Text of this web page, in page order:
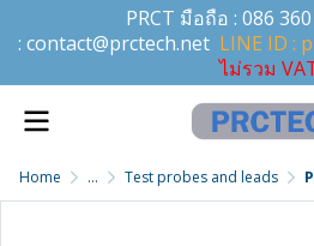
PRCT มือถือ : 086
: contact@prctech.net LINE ID :
ไม่รวม
Home ... Test probes and leads